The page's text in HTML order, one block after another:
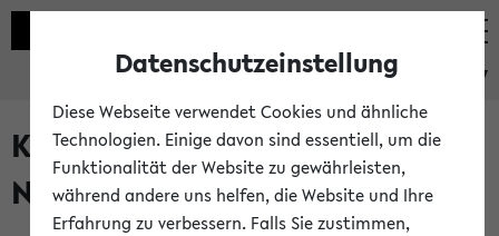
eKVV
Kalenderintegration und
Newsfeeds
Datenschutzeinstellung
Diese Webseite verwendet Cookies und ähnliche
Technologien. Einige davon sind essentiell, um die
Funktionalität der Website zu gewährleisten,
während andere uns helfen, die Website und Ihre
Erfahrung zu verbessern. Falls Sie zustimmen,